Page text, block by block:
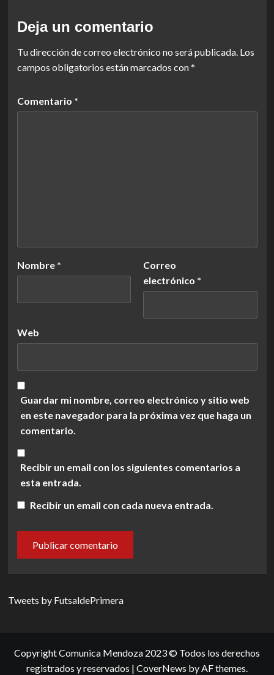
Deja un comentario
Tu dirección de correo electrónico no será publicada. Los
campos obligatorios están marcados con*
Comentario *
Nombre *
Correo
electrónico *
Web
Guardar mi nombre, correo electrónico y sitio web
en este navegador para la próxima vez que haga un
comentario.
Recibir un email con los siguientes comentarios a
esta entrada.
Recibir un email con cada nueva entrada.
Tweets by FutsaldePrimera
Copyright Comunica Mendoza 2023 © Todos los derechos
registrados y reservados | CoverNews by AF themes.